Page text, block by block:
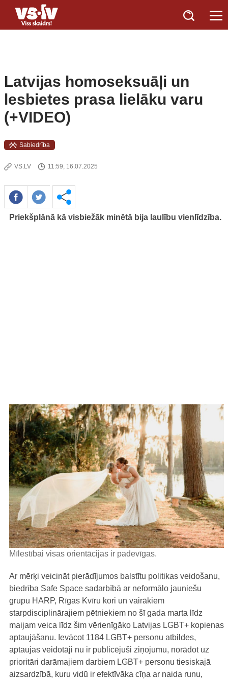
Latvijas homoseksuāļi un
lesbietes prasa lielāku varu
(+VIDEO)
Sabiedrība
VS.LV 11:59, 16.07.2025
Priekšplānā kā visbiežāk minētā bija laulību vienlīdzība.
Mīlestībai visas orientācijas ir padevīgas.
Ar mērķi veicināt pierādījumos balstītu politikas veidošanu,
biedrība Safe Space sadarbībā ar neformālo jauniešu
grupu HARP, Rīgas Kvīru kori un vairākiem
starpdisciplinārajiem pētniekiem no šī gada marta līdz
maijam veica līdz šim vērienīgāko Latvijas LGBT+ kopienas
aptaujāšanu. Ievācot 1184 LGBT+ personu atbildes,
aptaujas veidotāji nu ir publicējuši ziņojumu, norādot uz
prioritāri darāmajiem darbiem LGBT+ personu tiesiskajā
aizsardzībā, kuru vidū ir efektīvāka cīņa ar naida runu,